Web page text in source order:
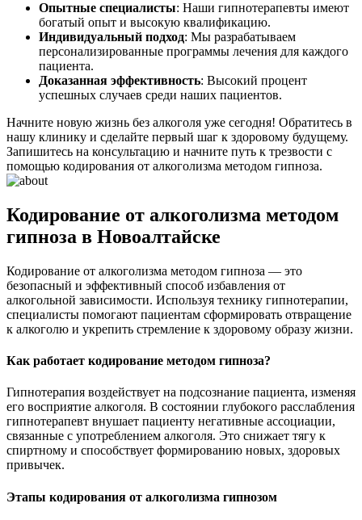
Опытные специалисты: Наши гипнотерапевты имеют
богатый опыт и высокую квалификацию.
Индивидуальный подход: Мы разрабатываем
персонализированные программы лечения для каждого
пациента.
Доказанная эффективность: Высокий процент
успешных случаев среди наших пациентов.
Начните новую жизнь без алкоголя уже сегодня! Обратитесь в
нашу клинику и сделайте первый шаг к здоровому будущему.
Запишитесь на консультацию и начните путь к трезвости с
помощью кодирования от алкоголизма методом гипноза.
Кодирование от алкоголизма методом
гипноза в Новоалтайске
Кодирование от алкоголизма методом гипноза — это
безопасный и эффективный способ избавления от
алкогольной зависимости. Используя технику гипнотерапии,
специалисты помогают пациентам сформировать отвращение
к алкоголю и укрепить стремление к здоровому образу жизни.
Как работает кодирование методом гипноза?
Гипнотерапия воздействует на подсознание пациента, изменяя
его восприятие алкоголя. В состоянии глубокого расслабления
гипнотерапевт внушает пациенту негативные ассоциации,
связанные с употреблением алкоголя. Это снижает тягу к
спиртному и способствует формированию новых, здоровых
привычек.
Этапы кодирования от алкоголизма гипнозом